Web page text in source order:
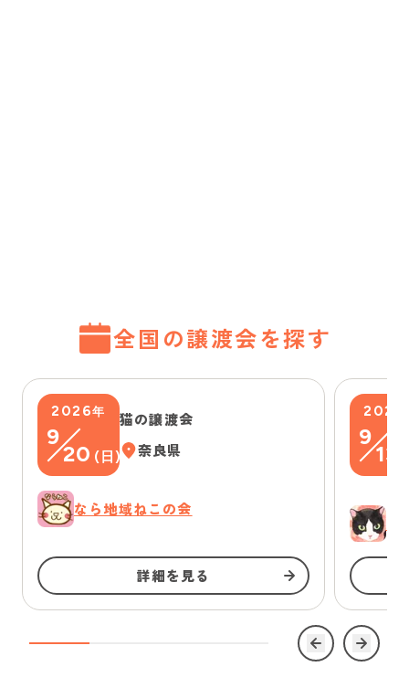
全国の譲渡会を探す
2026年
9
20 ( 日 )
猫の譲渡会
奈良県
なら地域ねこの会
詳細を見る
2026
9
13
ゆ